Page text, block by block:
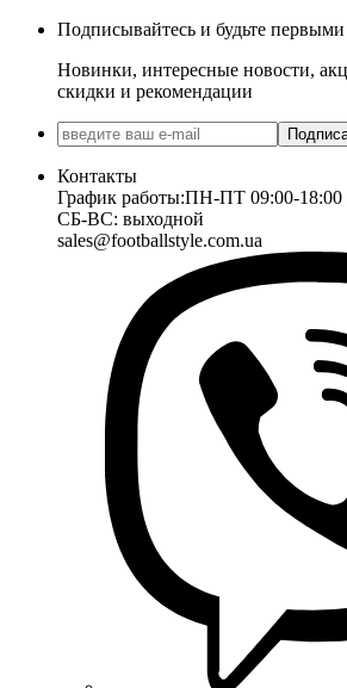
Подписывайтесь и будьте первыми
Новинки, интересные новости,
скидки и рекомендации
Контакты
График работы:ПН-ПТ 09:00-18:00
СБ-ВС: выходной
sales@footballstyle.com.ua